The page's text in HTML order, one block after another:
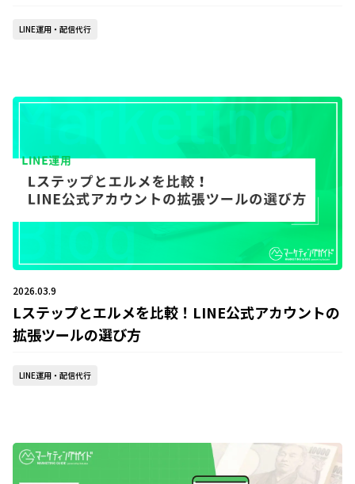
LINE運用・配信代行
2026.03.9
Lステップとエルメを比較！LINE公式アカウントの
拡張ツールの選び方
LINE運用・配信代行